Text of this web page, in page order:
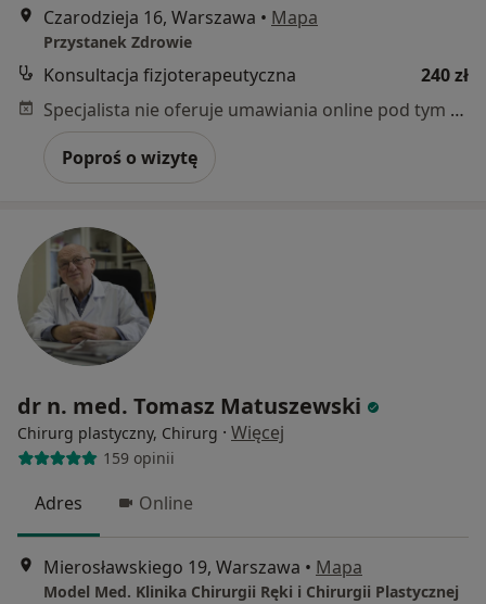
Czarodzieja 16, Warszawa • Mapa
Przystanek Zdrowie
Konsultacja fizjoterapeutyczna
240 zł
Specjalista nie oferuje umawiania online pod tym adresem.
Poproś o wizytę
dr n. med. Tomasz Matuszewski
Chirurg plastyczny, Chirurg · Więcej
159 opinii
Adres Online
Mierosławskiego 19, Warszawa • Mapa
Model Med. Klinika Chirurgii Ręki i Chirurgii Plastycznej